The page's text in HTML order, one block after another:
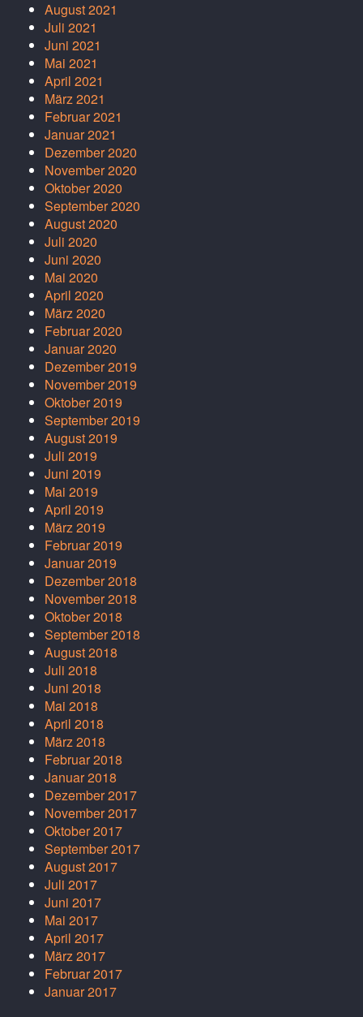
August 2021
Juli 2021
Juni 2021
Mai 2021
April 2021
März 2021
Februar 2021
Januar 2021
Dezember 2020
November 2020
Oktober 2020
September 2020
August 2020
Juli 2020
Juni 2020
Mai 2020
April 2020
März 2020
Februar 2020
Januar 2020
Dezember 2019
November 2019
Oktober 2019
September 2019
August 2019
Juli 2019
Juni 2019
Mai 2019
April 2019
März 2019
Februar 2019
Januar 2019
Dezember 2018
November 2018
Oktober 2018
September 2018
August 2018
Juli 2018
Juni 2018
Mai 2018
April 2018
März 2018
Februar 2018
Januar 2018
Dezember 2017
November 2017
Oktober 2017
September 2017
August 2017
Juli 2017
Juni 2017
Mai 2017
April 2017
März 2017
Februar 2017
Januar 2017